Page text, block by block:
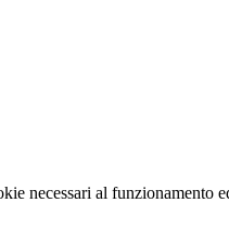
necessari al funzionamento